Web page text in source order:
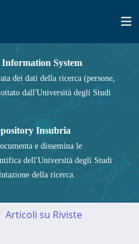
System
dei dati della ricerca (persone,
dall'Università degli Studi
Insubria
e dissemina le
dell'Università degli Studi
della ricerca.
Articoli su Riviste